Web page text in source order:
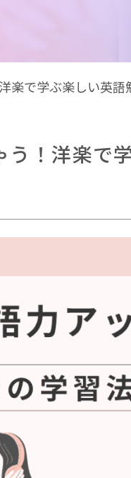
楽で学ぶ楽しい英語
！洋楽で